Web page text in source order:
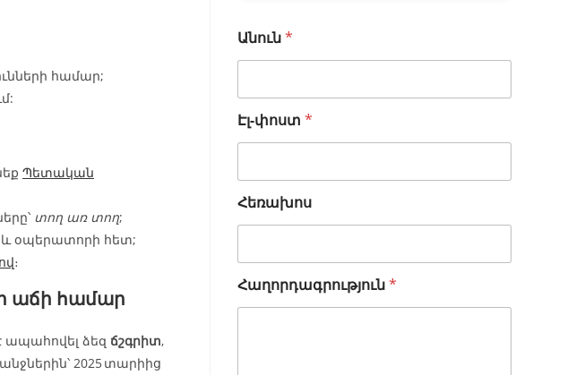
համար;
Պետական
տող առ տող;
և օպերատորի հետ;
։
աճի համար
ձեզ ճշգրիտ,
2025 տարիից
Անուն*
Էլ-փոստ *
Ա
Հ
ա
Հեռախոս
Հաղորդագրություն*